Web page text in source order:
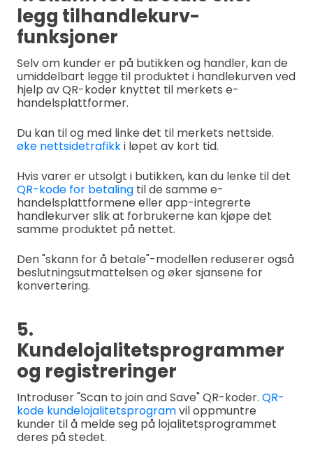
legg tilhandlekurv-
funksjoner
Selv om kunder er på butikken og handler, kan de
umiddelbart legge til produktet i handlekurven ved
hjelp av QR-koder knyttet til merkets e-
handelsplattformer.
Du kan til og med linke det til merkets nettside.
øke nettsidetrafikki løpet av kort tid.
Hvis varer er utsolgt i butikken, kan du lenke til det
QR-kode for betaling til de samme e-
handelsplattformene eller app-integrerte
handlekurver slik at forbrukerne kan kjøpe det
samme produktet på nettet.
Den "skann for å betale"-modellen reduserer også
beslutningsutmattelsen og øker sjansene for
konvertering.
5.
Kundelojalitetsprogrammer
og registreringer
Introduser "Scan to join and Save" QR-koder. QR-
kode kundelojalitetsprogramvil oppmuntre
kunder til å melde seg på lojalitetsprogrammet
deres på stedet.